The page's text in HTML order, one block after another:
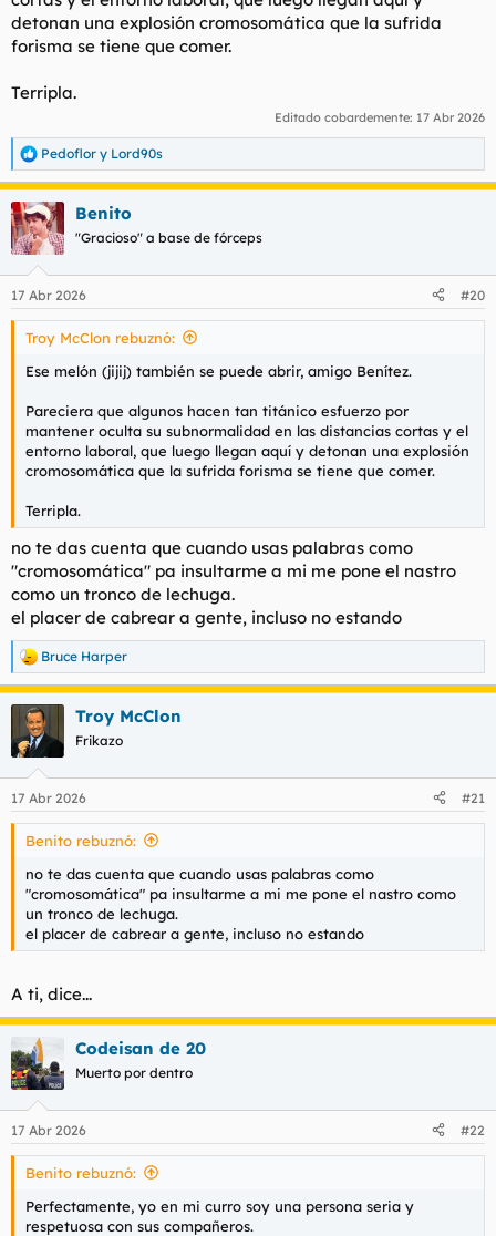
detonan una explosión cromosomática que la sufrida
forisma se tiene que comer.
Terripla.
Editado cobardemente: 17 Abr 2026
R
e
a
c
c
i
e
s
Pedoflor y Lord90s
Benito
"Gracioso" a base de fórceps
17 Abr 2026 #20
Troy McClon rebuznó:
Ese melón (jijij) también se puede abrir, amigo Benítez.
Pareciera que algunos hacen tan titánico esfuerzo por
mantener oculta su subnormalidad en las distancias cortas y el
entorno laboral, que luego llegan aquí y detonan una explosión
cromosomática que la sufrida forisma se tiene que comer.
Terripla.
no te das cuenta que cuando usas palabras como
"cromosomática" pa insultarme a mi me pone el nastro
como un tronco de lechuga.
el placer de cabrear a gente, incluso no estando
R
e
a
c
i
e
s
Bruce Harper
Troy McClon
Frikazo
17 Abr 2026 #21
Benito rebuznó:
no te das cuenta que cuando usas palabras como
"cromosomática" pa insultarme a mi me pone el nastro como
un tronco de lechuga.
el placer de cabrear a gente, incluso no estando
A ti, dice...
Codeisan de 20
Muerto por dentro
17 Abr 2026 #22
Benito rebuznó:
Perfectamente, yo en mi curro soy una persona seria y
respetuosa con sus compañeros.